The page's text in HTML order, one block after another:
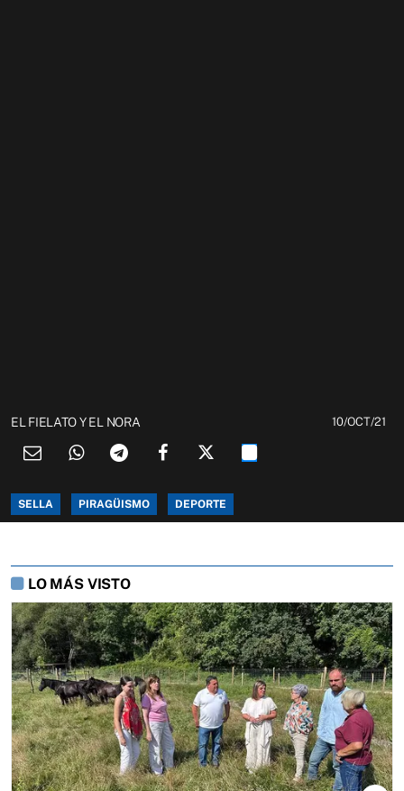
EL FIELATO Y EL NORA 10/OCT/21
SELLA PIRAGÜISMO DEPORTE
LO MÁS VISTO